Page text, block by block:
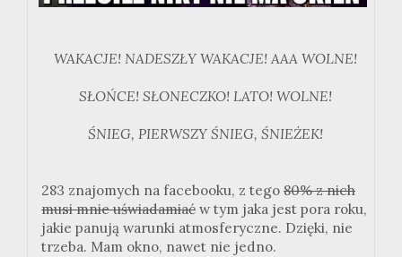
WAKACJE! NADESZŁY WAKACJE! AAA WOLNE!
SŁOŃCE! SŁONECZKO! LATO! WOLNE!
ŚNIEG, PIERWSZY ŚNIEG, ŚNIEŻEK!
283 znajomych na facebooku, z tego 80% z nich
musi mnie uświadamiać w tym jaka jest pora roku,
jakie panują warunki atmosferyczne. Dzięki, nie
trzeba. Mam okno, nawet nie jedno.